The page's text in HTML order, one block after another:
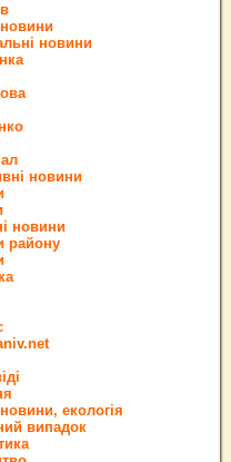
новини
новини
новини
новини
району
новини, екологія
випадок